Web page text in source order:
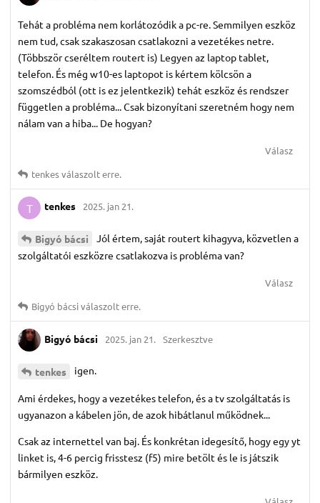
Tehát a probléma nem korlátozódik a pc-re. Semmilyen eszköz
nem tud, csak szakaszosan csatlakozni a vezetékes netre.
(Többször cseréltem routert is) Legyen az laptop tablet,
telefon. És még w10-es laptopot is kértem kölcsön a
szomszédból (ott is ez jelentkezik) tehát eszköz és rendszer
független a probléma... Csak bizonyítani szeretném hogy nem
nálam van a hiba... De hogyan?
Válasz
tenkesválaszolt erre.
T tenkes 2025. jan 21.
Bigyó bácsi
Jól értem, saját routert kihagyva, közvetlen a
szolgáltatói eszközre csatlakozva is probléma van?
Válasz
Bigyó bácsiválaszolt erre.
Bigyó bácsi 2025. jan 21. Szerkesztve
tenkes igen.
Ami érdekes, hogy a vezetékes telefon, és a tv szolgáltatás is
ugyanazon a kábelen jön, de azok hibátlanul működnek...
Csak az internettel van baj. És konkrétan idegesítő, hogy egy yt
linket is, 4-6 percig frisstesz (f5) mire betölt és le is játszik
bármilyen eszköz.